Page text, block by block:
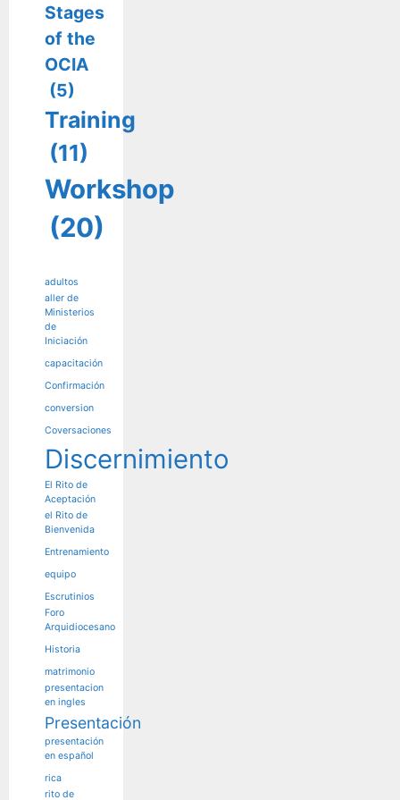
Stages
of the
OCIA
(5)
Training
(11)
Workshop
(20)
adultos
aller de
Ministerios
de
Iniciación
capacitación
Confirmación
conversion
Coversaciones
Discernimiento
El Rito de
Aceptación
el Rito de
Bienvenida
Entrenamiento
equipo
Escrutinios
Foro
Arquidiocesano
Historia
matrimonio
presentacion
en ingles
Presentación
presentación
en español
rica
rito de